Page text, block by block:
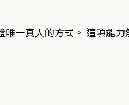
一真人的方式。 這項能力